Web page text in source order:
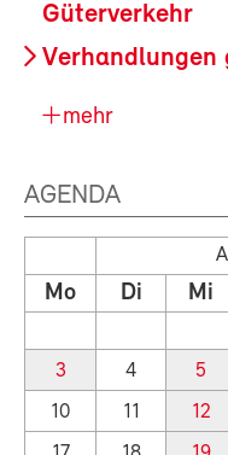
Güterverkehr
Verhandlungen
mehr
AGENDA
Mo Di Mi
3
4 5
10
11 12